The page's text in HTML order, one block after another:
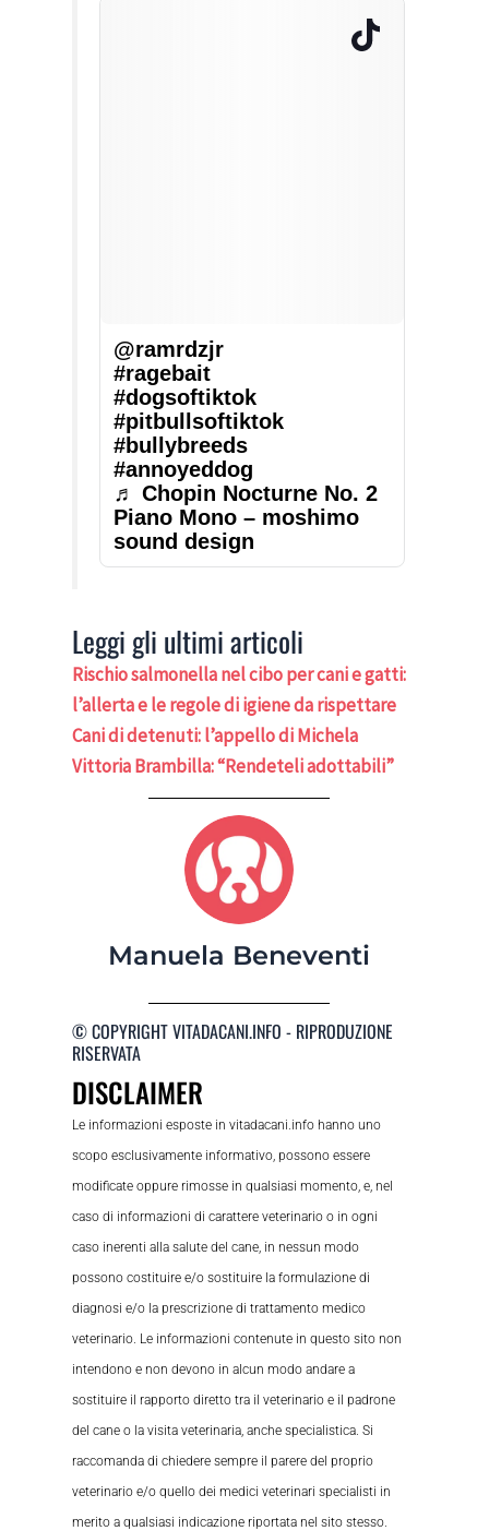
@ramrdzjr
#ragebait
#dogsoftiktok
#pitbullsoftiktok
#bullybreeds
#annoyeddog
♬ Chopin Nocturne No. 2
Piano Mono – moshimo
sound design
Leggi gli ultimi articoli
Rischio salmonella nel cibo per cani e gatti:
l’allerta e le regole di igiene da rispettare
Cani di detenuti: l’appello di Michela
Vittoria Brambilla: “Rendeteli adottabili”
Manuela Beneventi
© COPYRIGHT VITADACANI.INFO - RIPRODUZIONE
RISERVATA
DISCLAIMER
Le informazioni esposte in vitadacani.info hanno uno
scopo esclusivamente informativo, possono essere
modificate oppure rimosse in qualsiasi momento, e, nel
caso di informazioni di carattere veterinario o in ogni
caso inerenti alla salute del cane, in nessun modo
possono costituire e/o sostituire la formulazione di
diagnosi e/o la prescrizione di trattamento medico
veterinario. Le informazioni contenute in questo sito non
intendono e non devono in alcun modo andare a
sostituire il rapporto diretto tra il veterinario e il padrone
del cane o la visita veterinaria, anche specialistica. Si
raccomanda di chiedere sempre il parere del proprio
veterinario e/o quello dei medici veterinari specialisti in
merito a qualsiasi indicazione riportata nel sito stesso.